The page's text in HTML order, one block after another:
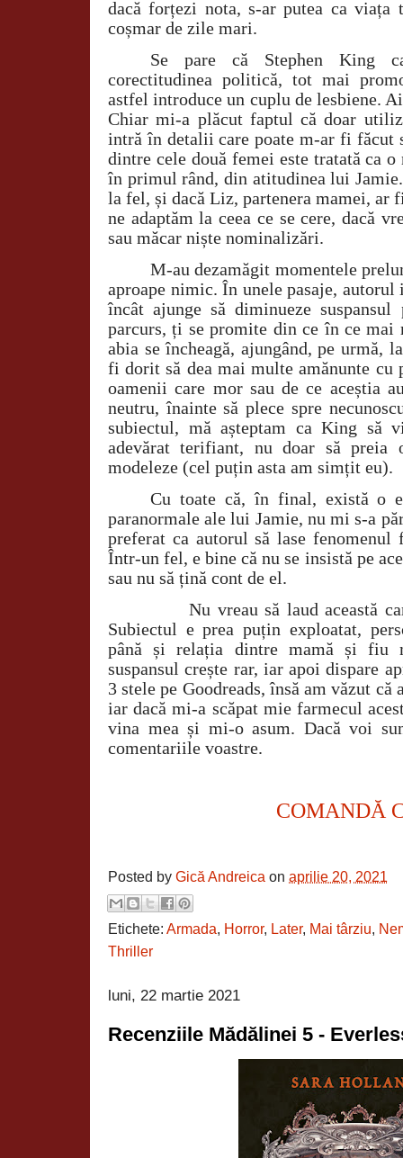
dacă forțezi nota, s-ar putea ca viața
coșmar de zile mari.
Se pare că Stephen King
corectitudinea politică, tot mai
astfel introduce un cuplu de lesbiene.
Chiar mi-a plăcut faptul că doar
intră în detalii care poate m-ar fi făcut
dintre cele două femei este tratată ca
în primul rând, din atitudinea lui
la fel, și dacă Liz, partenera mamei, ar
ne adaptăm la ceea ce se cere, dacă
sau măcar niște nominalizări.
M-au dezamăgit momentele
aproape nimic. În unele pasaje,
încât ajunge să diminueze
parcurs, ți se promite din ce în ce mai
abia se încheagă, ajungând, pe urmă,
fi dorit să dea mai multe amănunte cu
oamenii care mor sau de ce aceștia
neutru, înainte să plece spre
subiectul, mă așteptam ca King să
adevărat terifiant, nu doar să
modeleze (cel puțin asta am simțit eu).
Cu toate că, în final, există o
paranormale ale lui Jamie, nu mi s-a
preferat ca autorul să lase fenomenul
Într-un fel, e bine că nu se insistă pe
sau nu să țină cont de el.
Nu vreau să laud această
Subiectul e prea puțin exploatat,
până și relația dintre mamă și fiu
suspansul crește rar, iar apoi dispare
3 stele pe Goodreads, însă am văzut
iar dacă mi-a scăpat mie farmecul
vina mea și mi-o asum. Dacă voi
comentariile voastre.
COMANDĂ
Posted by Gică Andreica on aprilie 20, 2021
Etichete: Armada, Horror, Later, Mai târziu,
Thriller
luni, 22 martie 2021
Recenziile Mădălinei 5 -